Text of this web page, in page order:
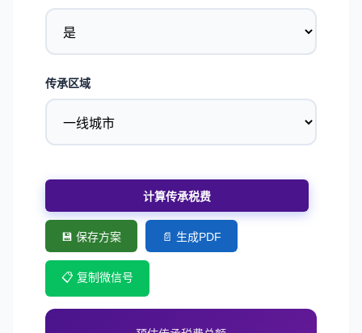
传承区域
计算传承税费
💾 保存方案 📄 生成PDF
📋 复制微信号